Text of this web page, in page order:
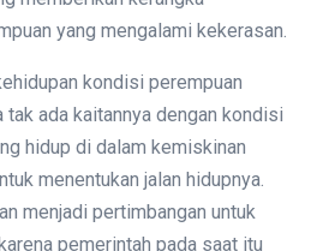
yang mengalami kekerasan.
kondisi perempuan
tak ada kaitannya dengan kondisi
hidup di dalam kemiskinan
menentukan jalan hidupnya.
menjadi pertimbangan untuk
pemerintah pada saat itu